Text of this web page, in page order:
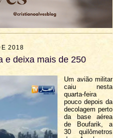
2018
e deixa mais de 250
Um avião militar
caiu nesta
quarta-feira
pouco depois da
decolagem perto
da base aérea
de Boufarik, a
30 quilômetros